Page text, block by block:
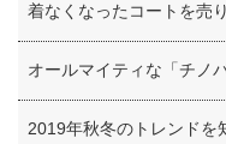
着なくなったコートを売
オールマイティな「チノパ
2019年秋冬のトレンドを